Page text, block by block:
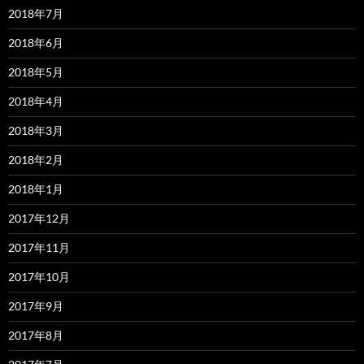
2018年7月
2018年6月
2018年5月
2018年4月
2018年3月
2018年2月
2018年1月
2017年12月
2017年11月
2017年10月
2017年9月
2017年8月